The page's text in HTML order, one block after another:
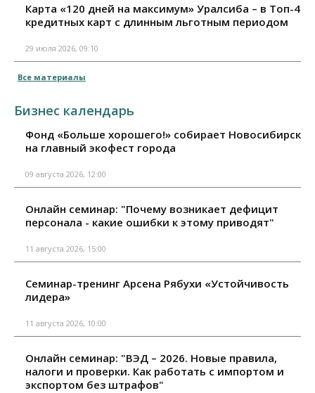
Карта «120 дней на максимум» Уралсиба – в Топ-4
кредитных карт с длинным льготным периодом
29 июля 2026, 09:10
Все материалы
Бизнес календарь
Фонд «Больше хорошего!» собирает Новосибирск
на главный экофест города
09 августа 2026, 12:00
Онлайн семинар: "Почему возникает дефицит
персонала - какие ошибки к этому приводят"
11 августа 2026, 15:00
Семинар-тренинг Арсена Рябухи «Устойчивость
лидера»
11 августа 2026, 10:00
Онлайн семинар: "ВЭД – 2026. Новые правила,
налоги и проверки. Как работать с импортом и
экспортом без штрафов"